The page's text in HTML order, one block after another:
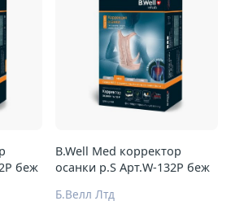
беж
B.Well Med корректор
осанки р.S Арт.W-132P беж
Б.Велл Лтд